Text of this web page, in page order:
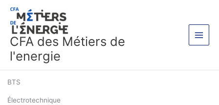
contenu
CFA des Métiers de
l'energie
BTS
Électrotechnique